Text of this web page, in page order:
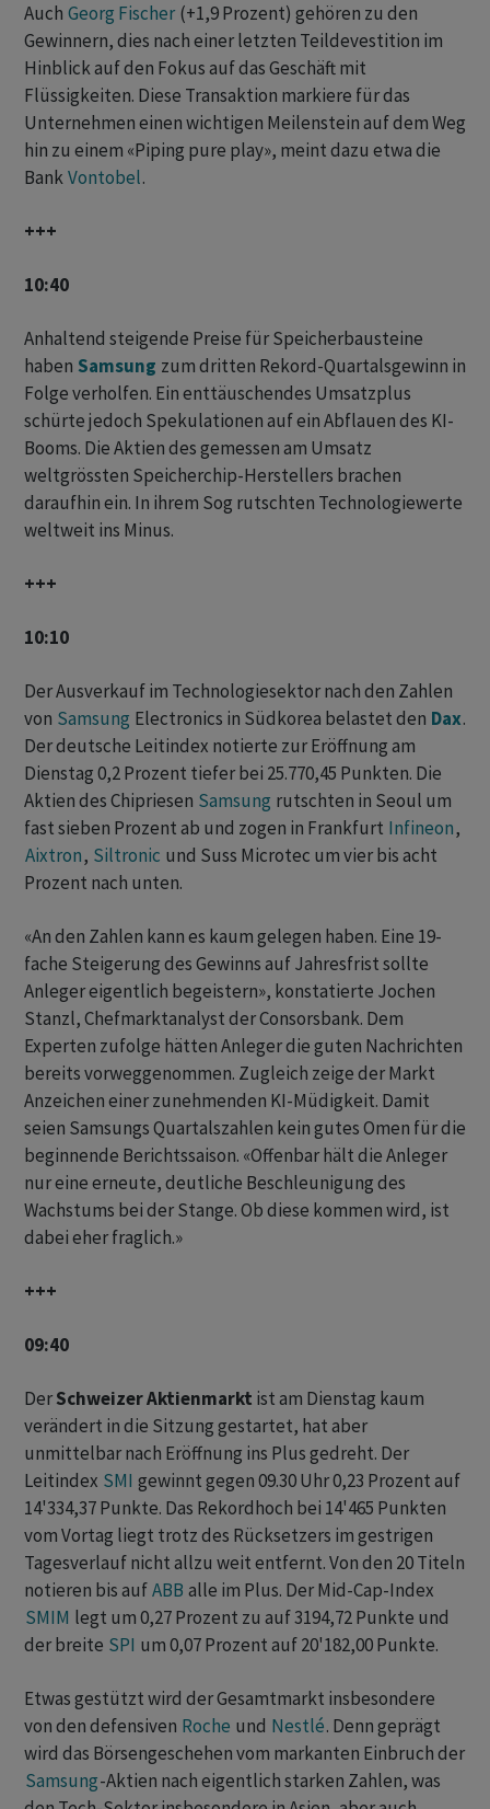
Auch Georg Fischer (+1,9 Prozent) gehören zu den
Gewinnern, dies nach einer letzten Teildevestition im
Hinblick auf den Fokus auf das Geschäft mit
Flüssigkeiten. Diese Transaktion markiere für das
Unternehmen einen wichtigen Meilenstein auf dem Weg
hin zu einem «Piping pure play», meint dazu etwa die
BankVontobel.
+++
10:40
Anhaltend steigende Preise für Speicherbausteine
haben Samsung zum dritten Rekord-Quartalsgewinn in
Folge verholfen. Ein enttäuschendes Umsatzplus
schürte jedoch ‌Spekulationen ⁠auf ein Abflauen des KI-
Booms. Die Aktien des gemessen am Umsatz
weltgrössten Speicherchip-Herstellers brachen
daraufhin ein. In ihrem Sog rutschten ⁠Technologiewerte
weltweit ins Minus.
+++
10:10
Der Ausverkauf im Technologiesektor nach den Zahlen
von Samsung Electronics in Südkorea belastet den Dax.
Der deutsche ‌Leitindex ⁠notierte zur Eröffnung am
Dienstag 0,2 Prozent tiefer bei 25.770,45 ⁠Punkten. Die
Aktien des Chipriesen Samsung rutschten in Seoul um
fast sieben ‌Prozent ab und zogen in Frankfurt Infineon,
Aixtron, Siltronic ‌und Suss Microtec um ​vier bis acht
Prozent nach unten.
«An den Zahlen kann es kaum gelegen haben. Eine 19-
fache Steigerung des Gewinns auf Jahresfrist sollte
Anleger eigentlich begeistern», konstatierte Jochen
Stanzl, Chefmarktanalyst der Consorsbank. Dem
Experten ‌zufolge hätten Anleger die guten Nachrichten
bereits vorweggenommen. Zugleich zeige der Markt
Anzeichen einer zunehmenden KI-Müdigkeit. Damit
seien Samsungs Quartalszahlen kein gutes ​Omen für die
beginnende Berichtssaison. «Offenbar hält die Anleger ​
nur eine erneute, deutliche Beschleunigung des ​
Wachstums bei der Stange. Ob diese kommen wird, ist
dabei eher fraglich.»
+++
09:40
DerSchweizer Aktienmarkt ist am Dienstag kaum
verändert in die Sitzung gestartet, hat aber
unmittelbar nach Eröffnung ins Plus gedreht. Der
Leitindex SMI gewinnt gegen 09.30 Uhr 0,23 Prozent auf
14'334,37 Punkte. Das Rekordhoch bei 14'465 Punkten
vom Vortag liegt trotz des Rücksetzers im gestrigen
Tagesverlauf nicht allzu weit entfernt. Von den 20 Titeln
notieren bis aufABB alle im Plus. Der Mid-Cap-Index
SMIM legt um 0,27 Prozent zu auf 3194,72 Punkte und
der breite SPI um 0,07 Prozent auf 20'182,00 Punkte.
Etwas gestützt wird der Gesamtmarkt insbesondere
von den defensiven Roche und Nestlé. Denn geprägt
wird das Börsengeschehen vom markanten Einbruch der
Samsung-Aktien nach eigentlich starken Zahlen, was